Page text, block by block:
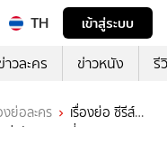
TH
เข้าสู่ระบบ
าวละคร ข่าวหนัง รี
งย่อละคร
เรื่องย่อ ซีรีส์
งรัตติกาล ที่ TrueID